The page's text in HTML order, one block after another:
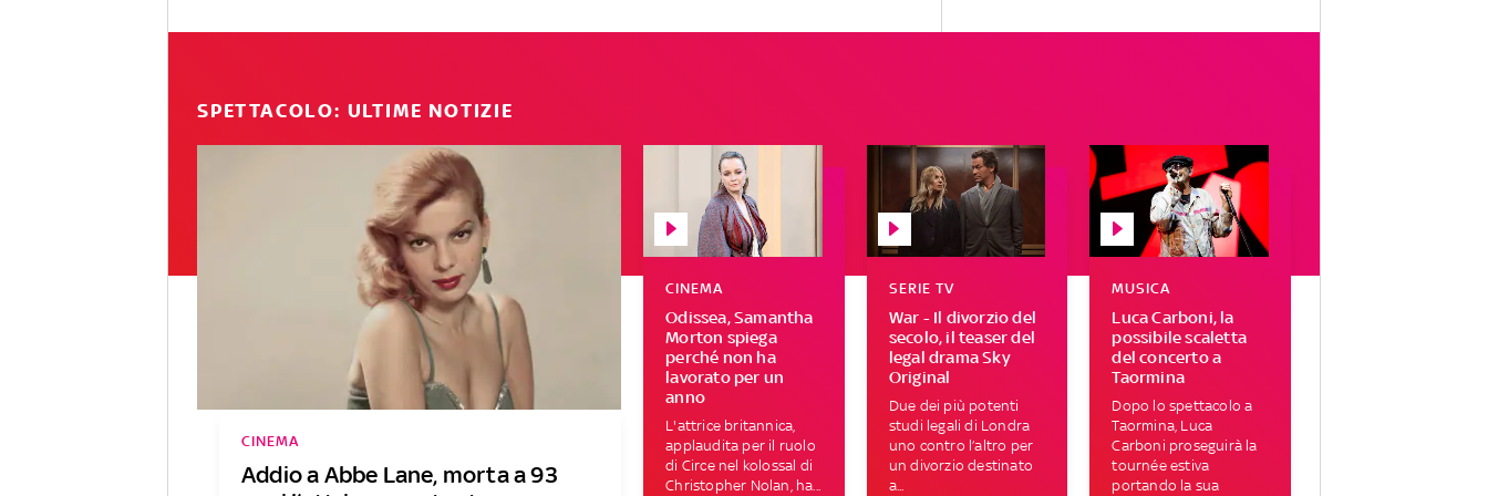
SPETTACOLO: ULTIME NOTIZIE
Addio a Abbe Lane, morta a 93
CINEMA
Odissea, Samantha
Morton spiega
perché non ha
lavorato per un
anno
CINEMA
L'attrice britannica,
applaudita per il ruolo
di Circe nel kolossal di
Christopher Nolan, ha...
War - Il divorzio del
secolo, il teaser del
legal drama Sky
Original
SERIE TV
Due dei più potenti
studi legali di Londra
uno contro l’altro per
un divorzio destinato
a...
Luca Carboni, la
possibile scaletta
del concerto a
Taormina
MUSICA
Dopo lo spettacolo a
Taormina, Luca
Carboni proseguirà la
tournée estiva
portando la sua